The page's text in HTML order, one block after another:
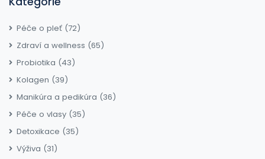
Péče o pleť (72)
Zdraví a wellness (65)
Probiotika (43)
Kolagen (39)
Manikúra a pedikúra (36)
Péče o vlasy (35)
Detoxikace (35)
Výživa (31)